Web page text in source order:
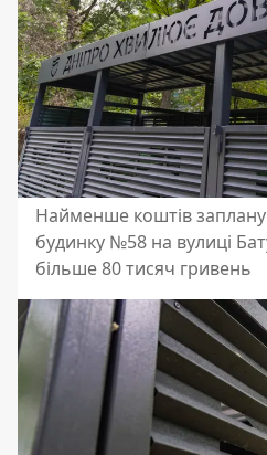
Найменше коштів
будинку №58 на вулиці
більше 80 тисяч гривень